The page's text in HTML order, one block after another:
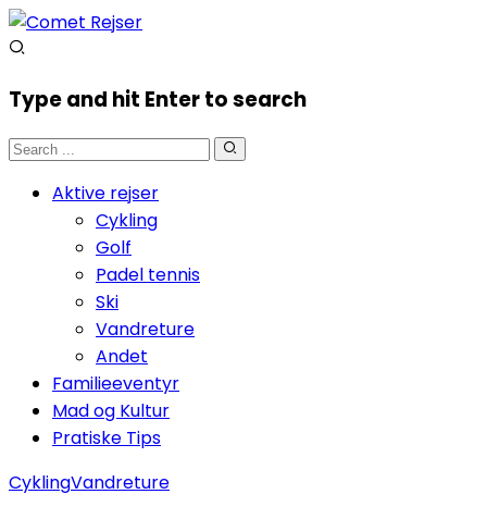
Type and hit Enter to search
Aktive rejser
Cykling
Golf
Padel tennis
Ski
Vandreture
Andet
Familieeventyr
Mad og Kultur
Pratiske Tips
CyklingVandreture